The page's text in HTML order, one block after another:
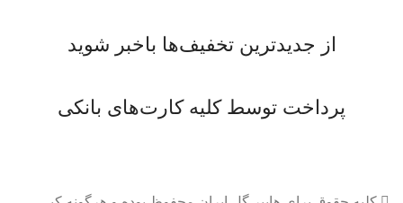
از جدیدترین تخفیف‌ها باخبر شوید
پرداخت توسط کلیه کارت‌های بانکی